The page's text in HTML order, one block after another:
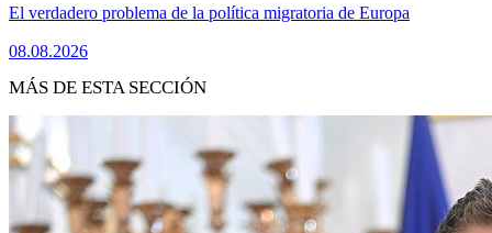
El verdadero problema de la política migratoria de Europa
08.08.2026
MÁS DE ESTA SECCIÓN